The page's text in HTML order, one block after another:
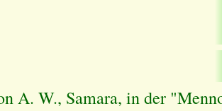
A. W., Samara, in der